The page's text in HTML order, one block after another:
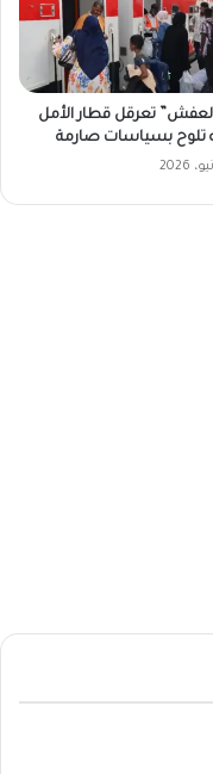
تعرقل قطار الأمل
تلوح بسياسات صارمة